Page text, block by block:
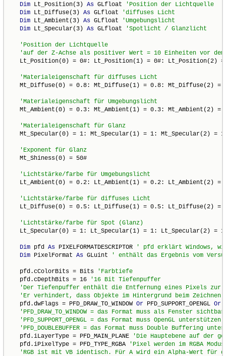
Dim Lt_Position(3) As GLfloat
Dim Lt_Diffuse(3) As GLfloat
Dim Lt_Ambient(3) As GLfloat
Dim Lt_Specular(3) As GLfloat
Lt_Position(0) = 0#: Lt_Position(1) = 0#: Lt_Position(2)
Mt_Diffuse(0) = 0.8: Mt_Diffuse(1) = 0.8: Mt_Diffuse(2) =
Mt_Ambient(0) = 0.3: Mt_Ambient(1) = 0.3: Mt_Ambient(2) =
Mt_Specular(0) = 1: Mt_Specular(1) = 1: Mt_Specular(2) =
   Mt_Shiness(0) = 50#
Lt_Ambient(0) = 0.2: Lt_Ambient(1) = 0.2: Lt_Ambient(2) =
Lt_Diffuse(0) = 0.5: Lt_Diffuse(1) = 0.5: Lt_Diffuse(2) =
Lt_Specular(0) = 1: Lt_Specular(1) = 1: Lt_Specular(2) =
Dim pfd As PIXELFORMATDESCRIPTOR
Dim PixelFormat As GLuint
   pfd.cColorBits = Bits
   pfd.cDepthBits = 16
   pfd.dwFlags = PFD_DRAW_TO_WINDOW
Or PFD_SUPPORT_OPENGL Or
   pfd.iLayerType = PFD_MAIN_PLANE
   pfd.iPixelType = PFD_TYPE_RGBA